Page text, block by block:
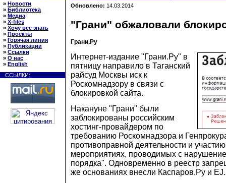
» Новости
» Библиотека
» Медиа
» X-files
» Хочу все знать
» Проекты
» Горячая линия
» Публикации
» Ссылки
» О нас
» English
ССЫЛКИ:
Обновлено: 14.03.2014
"Грани" обжаловали
Грани.Ру
Интернет-издание "Грани.Ру" в
пятницу направило в Таганский
райсуд Москвы иск к
Роскомнадзору в связи с
блокировкой сайта.
Накануне "Грани" были
заблокированы российским
хостинг-провайдером по
требованию Роскомнадзора и
противоправной деятельности и
мероприятиях, проводимых с
порядка". Одновременно в реестр
же основаниях внесли Каспаров.Ру и